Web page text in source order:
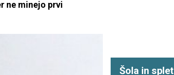
ne minejo prvi
Šola in splet